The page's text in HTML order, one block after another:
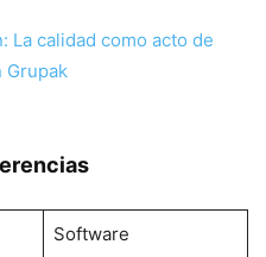
La calidad como acto de
Grupak
Software